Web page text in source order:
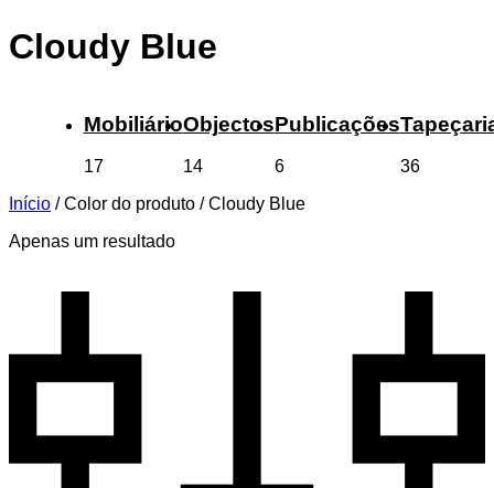
Cloudy Blue
Mobiliário
17
Objectos
14
Publicações
6
36
Início /Color do produto /Cloudy Blue
Apenas um resultado